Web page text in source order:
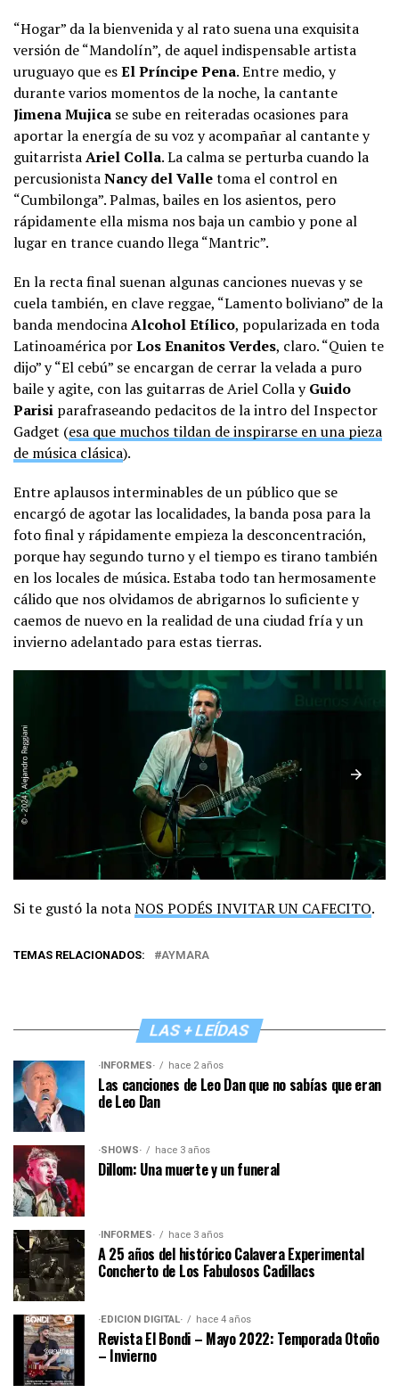
“Hogar” da la bienvenida y al rato suena una exquisita
versión de “Mandolín”, de aquel indispensable artista
uruguayo que esEl Príncipe Pena. Entre medio, y
durante varios momentos de la noche, la cantante
Jimena Mujica se sube en reiteradas ocasiones para
aportar la energía de su voz y acompañar al cantante y
guitarristaAriel Colla. La calma se perturba cuando la
percusionistaNancy del Valletoma el control en
“Cumbilonga”. Palmas, bailes en los asientos, pero
rápidamente ella misma nos baja un cambio y pone al
lugar en trance cuando llega “Mantric”.
En la recta final suenan algunas canciones nuevas y se
cuela también, en clave reggae, “Lamento boliviano” de la
banda mendocinaAlcohol Etílico, popularizada en toda
Latinoamérica porLos Enanitos Verdes, claro. “Quien te
dijo” y “El cebú” se encargan de cerrar la velada a puro
baile y agite, con las guitarras de Ariel Colla yGuido
Parisi parafraseando pedacitos de la intro del Inspector
Gadget (esa que muchos tildan de inspirarse en una pieza
de música clásica).
Entre aplausos interminables de un público que se
encargó de agotar las localidades, la banda posa para la
foto final y rápidamente empieza la desconcentración,
porque hay segundo turno y el tiempo es tirano también
en los locales de música. Estaba todo tan hermosamente
cálido que nos olvidamos de abrigarnos lo suficiente y
caemos de nuevo en la realidad de una ciudad fría y un
invierno adelantado para estas tierras.
Si te gustó la notaNOS PODÉS INVITAR UN CAFECITO.
TEMAS RELACIONADOS: AYMARA
LAS + LEÍDAS
·INFORMES· hace 2 años
Las canciones de Leo Dan que no sabías que eran
de Leo Dan
·SHOWS· hace 3 años
Dillom: Una muerte y un funeral
·INFORMES· hace 3 años
A 25 años del histórico Calavera Experimental
Concherto de Los Fabulosos Cadillacs
·EDICIÓN DIGITAL· hace 4 años
Revista El Bondi – Mayo 2022: Temporada Otoño
– Invierno